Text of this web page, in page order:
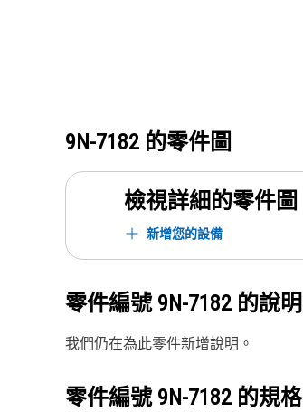
9N-7182 的零件圖
檢視詳細的零件圖
新增您的設備
零件編號 9N-7182 的說明
我們仍在為此零件新增說明。
零件編號 9N-7182 的規格